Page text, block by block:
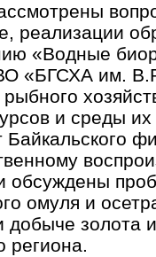
реализации
«Водные
«БГСХА им.
и среды
обсуждены
омуля и
золота
региона.